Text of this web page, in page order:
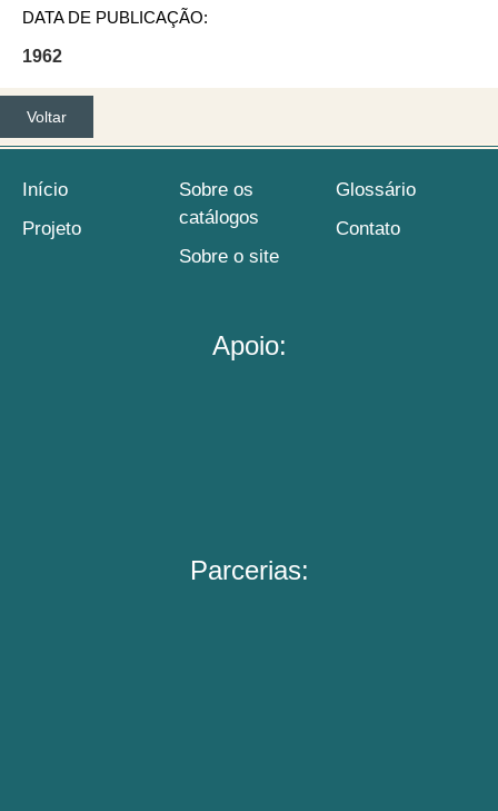
DATA DE PUBLICAÇÃO:
1962
Voltar
Início
Projeto
Sobre os
catálogos
Sobre o site
Glossário
Contato
Apoio:
Parcerias: